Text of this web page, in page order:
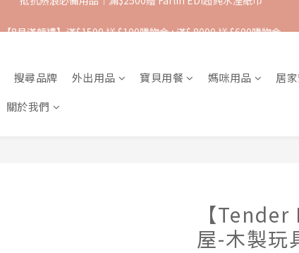
抵抗熱浪必備用品︱滿$2500贈 Farlin EDI超純水溼紙巾
搜尋品牌 外出用品 寶貝用餐 媽咪用品
居
關於我們
【
屋-木製玩